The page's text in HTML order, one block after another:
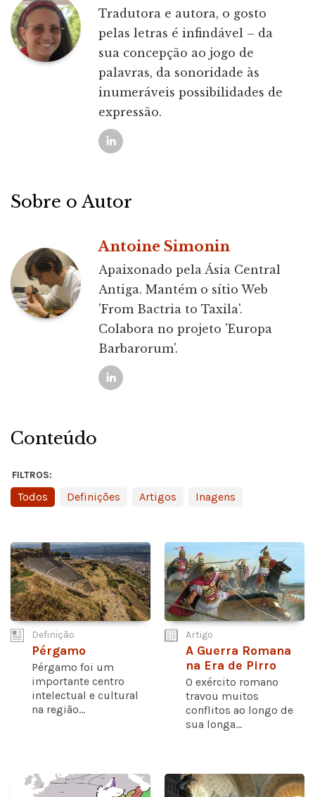
Tradutora e autora, o gosto
pelas letras é infindável – da
sua concepção ao jogo de
palavras, da sonoridade às
inumeráveis possibilidades de
expressão.
Sobre o Autor
Antoine Simonin
Apaixonado pela Ásia Central
Antiga. Mantém o sítio Web
'From Bactria to Taxila'.
Colabora no projeto 'Europa
Barbarorum'.
Conteúdo
FILTROS:
Todos Definições Artigos Inagens
Definição
Pérgamo
Pérgamo foi um
importante centro
intelectual e cultural
na região...
Artigo
A Guerra Romana
na Era de Pirro
O exército romano
travou muitos
conflitos ao longo de
sua longa...